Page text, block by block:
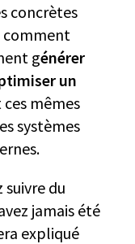
concrètes
comment
générer
un
mêmes
systèmes
suivre du
jamais été
expliqué